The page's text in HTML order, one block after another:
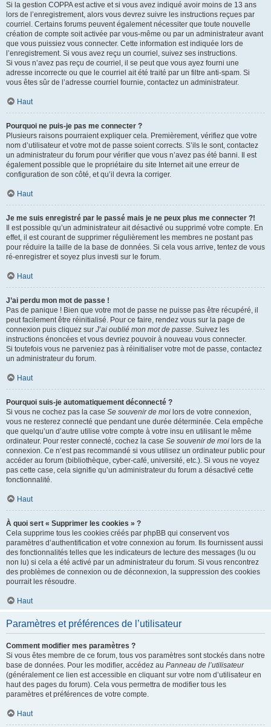
Si la gestion COPPA est active et si vous avez indiqué avoir moins de 13 ans
lors de l’enregistrement, alors vous devrez suivre les instructions reçues par
courriel. Certains forums peuvent également nécessiter que toute nouvelle
création de compte soit activée par vous-même ou par un administrateur avant
que vous puissiez vous connecter. Cette information est indiquée lors de
l’enregistrement. Si vous avez reçu un courriel, suivez ses instructions.
Si vous n’avez pas reçu de courriel, il se peut que vous ayez fourni une
adresse incorrecte ou que le courriel ait été traité par un filtre anti-spam. Si
vous êtes sûr de l’adresse courriel fournie, contactez un administrateur.
Haut
Pourquoi ne puis-je pas me connecter ?
Plusieurs raisons pourraient expliquer cela. Premièrement, vérifiez que votre
nom d’utilisateur et votre mot de passe soient corrects. S’ils le sont, contactez
un administrateur du forum pour vérifier que vous n’avez pas été banni. Il est
également possible que le propriétaire du site Internet ait une erreur de
configuration de son côté, et qu’il devra la corriger.
Haut
Je me suis enregistré par le passé mais je ne peux plus me connecter ?!
Il est possible qu’un administrateur ait désactivé ou supprimé votre compte. En
effet, il est courant de supprimer régulièrement les membres ne postant pas
pour réduire la taille de la base de données. Si cela vous arrive, tentez de vous
ré-enregistrer et soyez plus investi sur le forum.
Haut
J’ai perdu mon mot de passe !
Pas de panique ! Bien que votre mot de passe ne puisse pas être récupéré, il
peut facilement être réinitialisé. Pour ce faire, rendez vous sur la page de
connexion puis cliquez sur J’ai oublié mon mot de passe. Suivez les
instructions énoncées et vous devriez pouvoir à nouveau vous connecter.
Si toutefois vous ne parveniez pas à réinitialiser votre mot de passe, contactez
un administrateur du forum.
Haut
Pourquoi suis-je automatiquement déconnecté ?
Si vous ne cochez pas la case Se souvenir de moi lors de votre connexion,
vous ne resterez connecté que pendant une durée déterminée. Cela empêche
que quelqu’un d’autre utilise votre compte à votre insu en utilisant le même
ordinateur. Pour rester connecté, cochez la case Se souvenir de moi lors de la
connexion. Ce n’est pas recommandé si vous utilisez un ordinateur public pour
accéder au forum (bibliothèque, cyber-café, université, etc.). Si vous ne voyez
pas cette case, cela signifie qu’un administrateur du forum a désactivé cette
fonctionnalité.
Haut
À quoi sert « Supprimer les cookies » ?
Cela supprime tous les cookies créés par phpBB qui conservent vos
paramètres d’authentification et votre connexion au forum. Ils fournissent aussi
des fonctionnalités telles que les indicateurs de lecture des messages (lu ou
non lu) si cela a été activé par un administrateur du forum. Si vous rencontrez
des problèmes de connexion ou de déconnexion, la suppression des cookies
pourrait les résoudre.
Haut
Paramètres et préférences de l’utilisateur
Comment modifier mes paramètres ?
Si vous êtes membre de ce forum, tous vos paramètres sont stockés dans notre
base de données. Pour les modifier, accédez au Panneau de l’utilisateur
(généralement ce lien est accessible en cliquant sur votre nom d’utilisateur en
haut des pages du forum). Cela vous permettra de modifier tous les
paramètres et préférences de votre compte.
Haut